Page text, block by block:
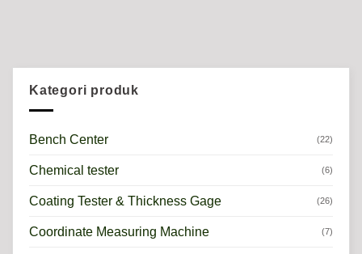
Kategori produk
Bench Center (22)
Chemical tester (6)
Coating Tester & Thickness Gage (26)
Coordinate Measuring Machine (7)